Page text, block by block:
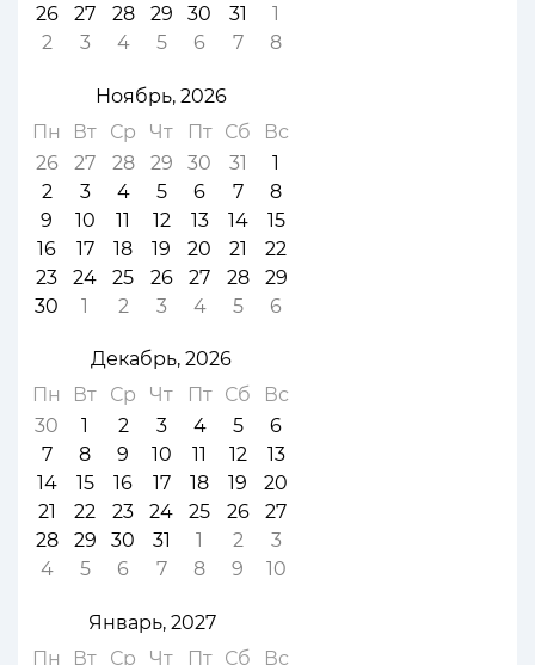
26
27 28 29 30 31
1
2
3 4 5 6 7 8
Ноябрь, 2026
Пн
Вт Ср Чт Пт Сб
Вс
26
27 28 29 30 31
1
2
3 4 5 6 7
8
9
10 11 12 13 14
15
16
17 18 19 20 21
22
23
24 25 26 27 28
29
30
1 2 3 4 5 6
Декабрь, 2026
Пн
Вт Ср Чт Пт Сб
Вс
30
1 2 3 4 5
6
7
8 9 10 11 12
13
14
15 16 17 18 19
20
21
22 23 24 25 26
27
28
29 30 31 1 2
3
4
5 6 7 8 9 10
Январь, 2027
Пн
Вт Ср Чт Пт Сб
Вс